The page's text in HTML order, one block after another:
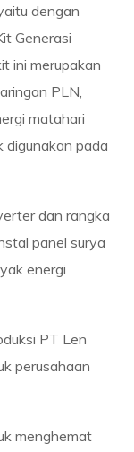
dengan
Generasi
ini merupakan
PLN,
matahari
digunakan pada
dan rangka
panel surya
energi
PT Len
perusahaan
menghemat